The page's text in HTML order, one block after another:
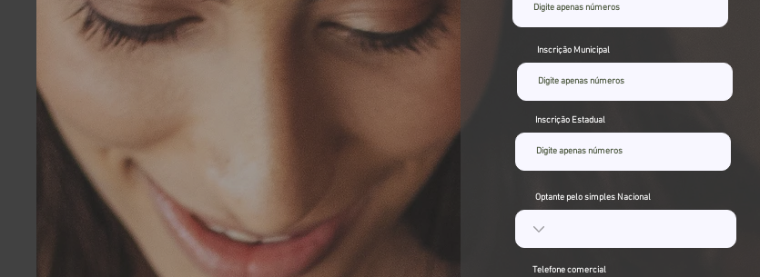
Inscrição Municipal
Inscrição Estadual
Optante pelo simples Nacional
Telefone comercial